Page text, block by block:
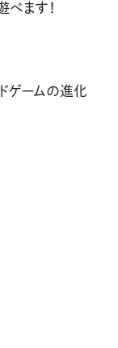
べます！
ゲームの進化